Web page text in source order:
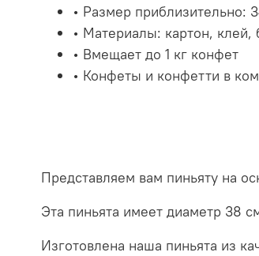
• Размер приблизительно:
• Материалы: картон, клей,
• Вмещает до 1 кг конфет
• Конфеты и конфетти в
Представляем вам пиньяту на
Эта пиньята имеет диаметр 38
Изготовлена наша пиньята из